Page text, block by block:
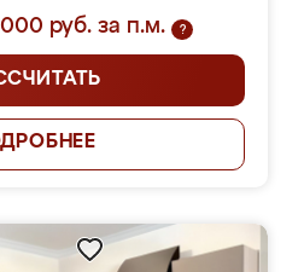
руб. за п.м.
?